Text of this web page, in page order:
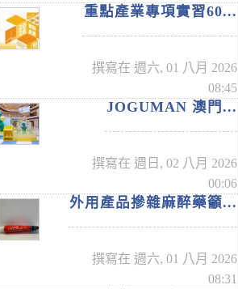
重點產業專項實習60...
撰寫在 週六, 01 八月 2026
08:45
JOGUMAN 澳門...
撰寫在 週日, 02 八月 2026
00:06
外用產品摻雜麻醉藥籲...
撰寫在 週六, 01 八月 2026
08:31